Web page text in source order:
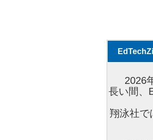
2026
長い間、
翔泳社で